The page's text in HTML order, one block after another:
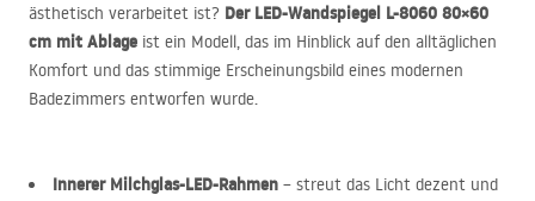
ästhetisch verarbeitet ist? Der LED-Wandspiegel L-8060 80×60
cm mit Ablage ist ein Modell, das im Hinblick auf den alltäglichen
Komfort und das stimmige Erscheinungsbild eines modernen
Badezimmers entworfen wurde.
Innerer Milchglas-LED-Rahmen – streut das Licht dezent und